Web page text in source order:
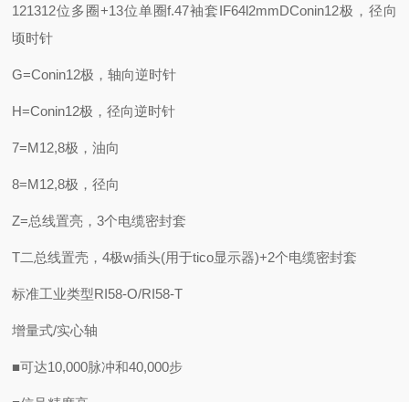
121312位多圈+13位单圈f.47袖套IF64l2mmDConin12极，径向
顷时针
G=Conin12极，轴向逆时针
H=Conin12极，径向逆时针
7=M12,8极，油向
8=M12,8极，径向
Z=总线置亮，3个电缆密封套
T二总线置壳，4极w插头(用于tico显示器)+2个电缆密封套
标准工业类型RI58-O/RI58-T
增量式/实心轴
■可达10,000脉冲和40,000步